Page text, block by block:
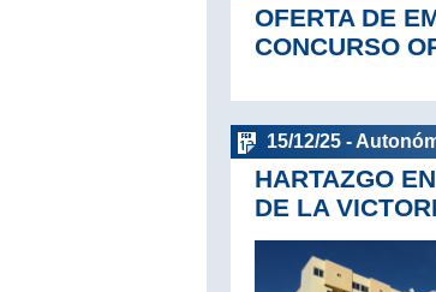
OFERTA DE
CONCURSO
15/12/25 -
HARTAZGO
DE LA